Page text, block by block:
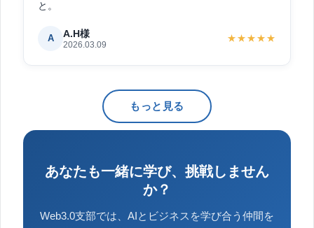
と。
A A.H様
2026.03.09
★★★★★
もっと見る
あなたも一緒に学び、挑戦しません
か？
Web3.0支部では、AIとビジネスを学び合う仲間を